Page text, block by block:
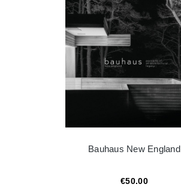
Bauhaus New England
€50.00